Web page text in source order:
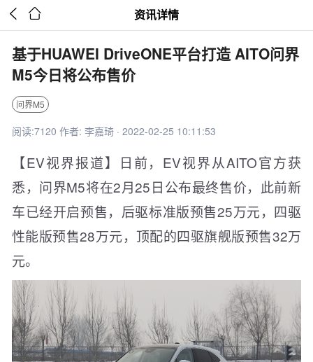
  资讯详情
基于HUAWEI DriveONE平台打造 AITO问界
M5今日将公布售价
问界M5
阅读:7120 作者: 李嘉琦 · 2022-02-25 10:11:53
【EV视界报道】日前，EV视界从AITO官方获
悉，问界M5将在2月25日公布最终售价，此前新
车已经开启预售，后驱标准版预售25万元，四驱
性能版预售28万元，顶配的四驱旗舰版预售32万
元。